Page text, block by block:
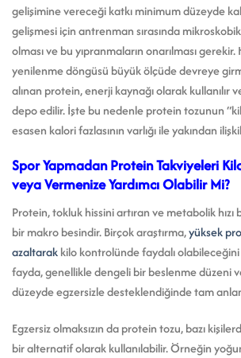
gelişimine vereceği katkı minimum düzeyde
gelişmesi için antrenman sırasında
olması ve bu yıpranmaların onarılması
yenilenme döngüsü büyük ölçüde devreye
alınan protein, enerji kaynağı olarak kullanılır
depo edilir. İşte bu nedenle protein tozunun
esasen kalori fazlasının varlığı ile yakından
Spor Yapmadan Protein Takviyeleri
veya Vermenize Yardımcı Olabilir Mi?
Protein, tokluk hissini artıran ve metabolik
bir makro besindir. Birçok araştırma,yüksek
azaltarakkilo kontrolünde faydalı
fayda, genellikle dengeli bir beslenme düzeni
düzeyde egzersizle desteklendiğinde tam
Egzersiz olmaksızın da protein tozu, bazı
bir alternatif olarak kullanılabilir. Örneğin